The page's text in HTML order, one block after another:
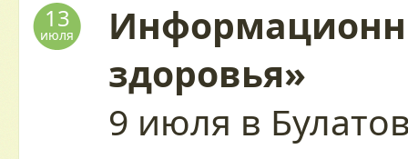
13
июля
здоровья»
9 июля в